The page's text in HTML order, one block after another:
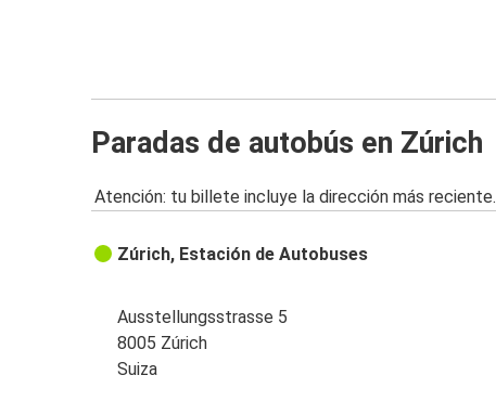
Paradas de autobús en Zúrich
Atención: tu billete incluye la dirección más reciente.
Zúrich, Estación de Autobuses
Ausstellungsstrasse 5
8005 Zúrich
Suiza